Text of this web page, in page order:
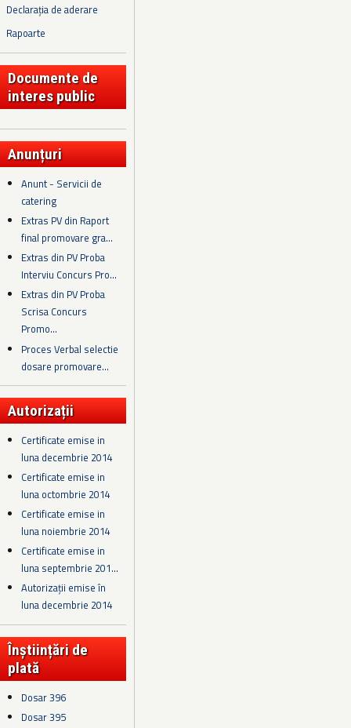
Declarația de aderare
Rapoarte
Documente de
interes public
Anunțuri
Anunt - Servicii de
catering
Extras PV din Raport
final promovare gra...
Extras din PV Proba
Interviu Concurs Pro...
Extras din PV Proba
Scrisa Concurs
Promo...
Proces Verbal selectie
dosare promovare...
Autorizații
Certificate emise in
luna decembrie 2014
Certificate emise in
luna octombrie 2014
Certificate emise in
luna noiembrie 2014
Certificate emise in
luna septembrie 201...
Autorizații emise în
luna decembrie 2014
Înștiințări de
plată
Dosar 396
Dosar 395